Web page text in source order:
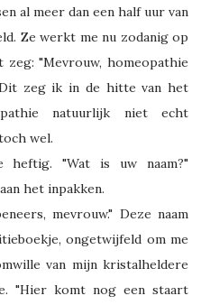
al meer dan een half uur van
Ze werkt me nu zodanig op
"Mevrouw, homeopathie
zeg ik in de hitte van het
natuurlijk niet echt
wel.
"Wat is uw naam?"
het inpakken.
mevrouw." Deze naam
ongetwijfeld om me
van mijn kristalheldere
"Hier komt nog een staart